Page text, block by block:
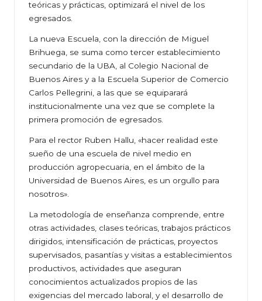
teóricas y prácticas, optimizará el nivel de los
egresados.
La nueva Escuela, con la dirección de Miguel
Brihuega, se suma como tercer establecimiento
secundario de la UBA, al Colegio Nacional de
Buenos Aires y a la Escuela Superior de Comercio
Carlos Pellegrini, a las que se equiparará
institucionalmente una vez que se complete la
primera promoción de egresados.
Para el rector Ruben Hallu, «hacer realidad este
sueño de una escuela de nivel medio en
producción agropecuaria, en el ámbito de la
Universidad de Buenos Aires, es un orgullo para
nosotros».
La metodología de enseñanza comprende, entre
otras actividades, clases teóricas, trabajos prácticos
dirigidos, intensificación de prácticas, proyectos
supervisados, pasantías y visitas a establecimientos
productivos, actividades que aseguran
conocimientos actualizados propios de las
exigencias del mercado laboral, y el desarrollo de